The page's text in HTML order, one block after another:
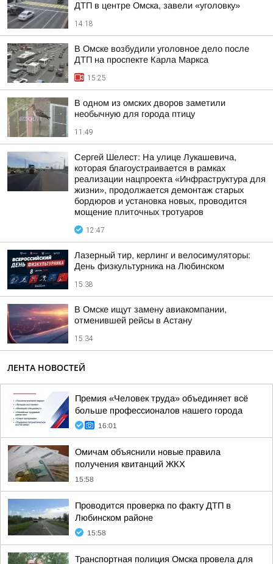
ДТП в центре Омска, завели «уголовку»
14:18
В Омске возбудили уголовное дело после
ДТП на проспекте Карла Маркса
15:25
В одном из омских дворов заметили
необычную для города птицу
11:49
Сергей Шелест: На улице Лукашевича,
которая благоустраивается в рамках
реализации нацпроекта «Инфраструктура для
жизни», продолжается демонтаж старых
бордюров и установка новых, проводится
мощение плиточных тротуаров
12:47
Лазерный тир, керлинг и велосимуляторы:
День физкультурника на Любинском
15:38
В Омске ищут замену авиакомпании,
отменившей рейсы в Астану
15:34
ЛЕНТА НОВОСТЕЙ
Премия «Человек труда» объединяет всё
больше профессионалов нашего города
16:01
Омичам объяснили новые правила
получения квитанций ЖКХ
15:58
Проводится проверка по факту ДТП в
Любинском районе
15:58
Транспортная полиция Омска провела для